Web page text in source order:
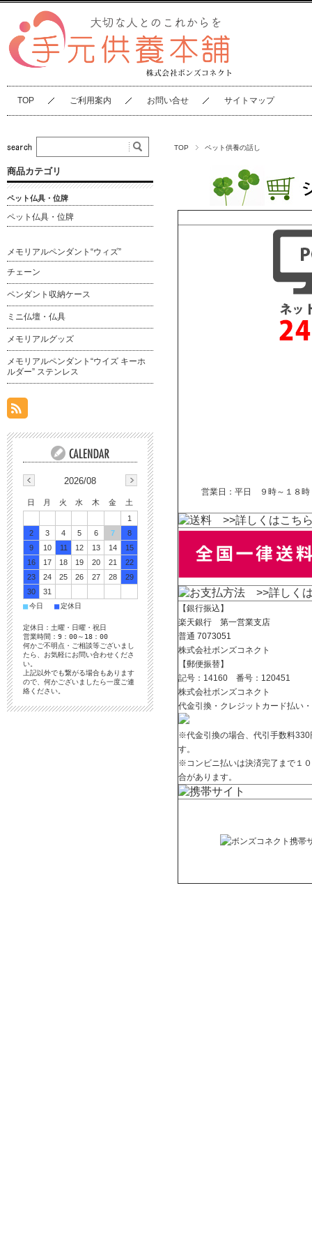
TOP ご利用案内 お問い合せ サイトマップ
TOP ペット供養の話し
営業日：平日 ９時～１８時
>>詳しくはこち
>>詳しく
【銀行振込】
楽天銀行 第一営業支店
普通 7073051
株式会社ボンズコネクト
【郵便振替】
記号：14160 番号：120451
株式会社ボンズコネクト
代金引換・クレジットカード払い
※代金引換の場合、代引手数料330
す。
※コンビニ払いは決済完了まで１
合があります。
商品カテゴリ
ペット仏具・位牌
ペット仏具・位牌
メモリアルペンダント“ウィズ”
チェーン
ペンダント収納ケース
ミニ仏壇・仏具
メモリアルグッズ
メモリアルペンダント“ウイズ キーホ
ルダー” ステンレス
2026/08
日 月 火 水 木 金
土
1
2
3 4 5 6 7
8
9
10 11 12 13 14
15
16
17 18 19 20 21
22
23
24 25 26 27 28
29
30
31
■今日 ■定休日
定休日：土曜・日曜・祝日
営業時間：9：00～18：00
何かご不明点・ご相談等ございまし
たら、お気軽にお問い合わせくださ
い。
上記以外でも繋がる場合もあります
ので、何かございましたら一度ご連
絡ください。